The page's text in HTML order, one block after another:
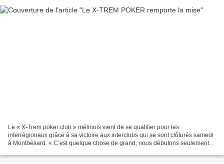
Le « X-Trem poker club » mélinois vient de se qualifier pour les
interrégionaux grâce à sa victoire aux interclubs qui se sont clôturés samedi
à Montbéliard. « C’est quelque chose de grand, nous débutons seulement